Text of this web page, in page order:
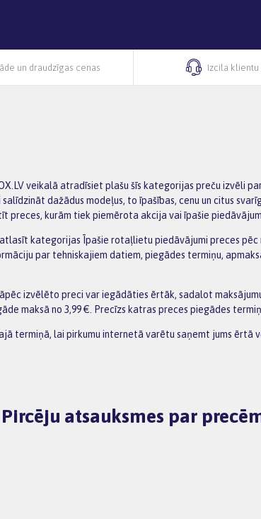
un draudzīgas cenas Izcila klientu
veikalā atradīsiet plašu šīs kategorijas preču izvēli
dažādus modeļus, to īpašības, cenu un citus
preces, kurām tiek piemērota akcija vai īpašie
kategorijas Īpašie rotaļlietu piedāvājumi preces
par tehniskajiem datiem, piegādes termiņu,
izvēlēto preci var iegādāties ērtāk, sadalot
maksā no 3,99 €. Precīzs katras preces piegādes
termiņā, lai pirkumu internetā varētu saņemt jums ērtā
Pircēju atsauksmes par